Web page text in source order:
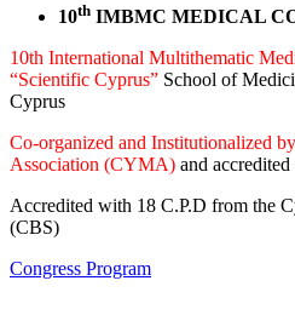
10th IMBMC MEDICAL
10th International Multithematic
“Scientific Cyprus” School of
Cyprus
Co-organized and Institutionalized
Association (CYMA) and
Accredited with 18 C.P.D from the
(CBS)
Congress Program